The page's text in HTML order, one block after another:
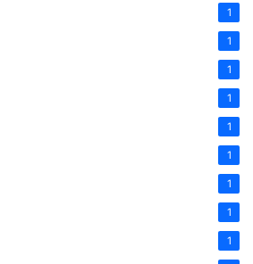
1
1
1
1
1
1
1
1
1